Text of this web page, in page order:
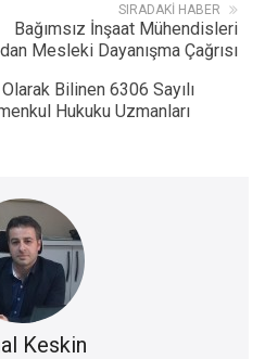
SIRADAKI HABER
Bağımsız İnşaat Mühendisleri
Mesleki Dayanışma Çağrısı
Bilinen 6306 Sayılı
Hukuku Uzmanları
Keskin